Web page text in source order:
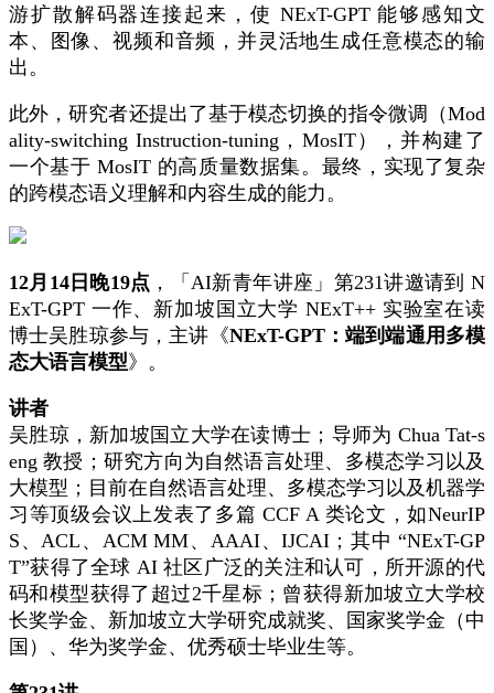
游扩散解码器连接起来，使 NExT-GPT 能够感知文
本、图像、视频和音频，并灵活地生成任意模态的输
出。
此外，研究者还提出了基于模态切换的指令微调（Mod
ality-switching Instruction-tuning，MosIT），并构建了
一个基于 MosIT 的高质量数据集。最终，实现了复杂
的跨模态语义理解和内容生成的能力。
12月14日晚19点 ，「AI新青年讲座」第231讲邀请到 N
ExT-GPT 一作、新加坡国立大学 NExT++ 实验室在读
博士吴胜琼参与，主讲《NExT-GPT：端到端通用多模
态大语言模型》。
讲者
吴胜琼，新加坡国立大学在读博士；导师为 Chua Tat-s
eng 教授；研究方向为自然语言处理、多模态学习以及
大模型；目前在自然语言处理、多模态学习以及机器学
习等顶级会议上发表了多篇 CCF A 类论文，如NeurIP
S、ACL、ACM MM、AAAI、IJCAI；其中 “NExT-GP
T”获得了全球 AI 社区广泛的关注和认可，所开源的代
码和模型获得了超过2千星标；曾获得新加坡立大学校
长奖学金、新加坡立大学研究成就奖、国家奖学金（中
国）、华为奖学金、优秀硕士毕业生等。